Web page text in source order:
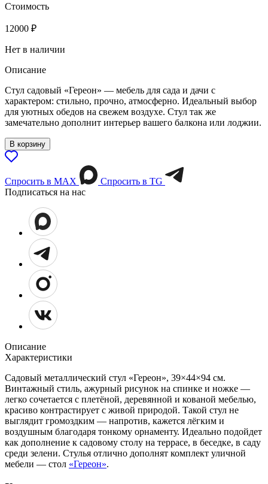
Стоимость
12000 ₽
Нет в наличии
Описание
Стул садовый «Гереон» — мебель для сада и дачи с
характером: стильно, прочно, атмосферно. Идеальный выбор
для уютных обедов на свежем воздухе. Стул так же
замечательно дополнит интерьер вашего балкона или лоджии.
В корзину
Спросить в МАХ
Спросить в TG
Подписаться на нас
Описание
Характеристики
Садовый металлический стул «Гереон», 39×44×94 см.
Винтажный стиль, ажурный рисунок на спинке и ножке —
легко сочетается с плетёной, деревянной и кованой мебелью,
красиво контрастирует с живой природой. Такой стул не
выглядит громоздким — напротив, кажется лёгким и
воздушным благодаря тонкому орнаменту. Идеально подойдет
как дополнение к садовому столу на террасе, в беседке, в саду
среди зелени. Стулья отлично дополнят комплект уличной
мебели — стол «Гереон».